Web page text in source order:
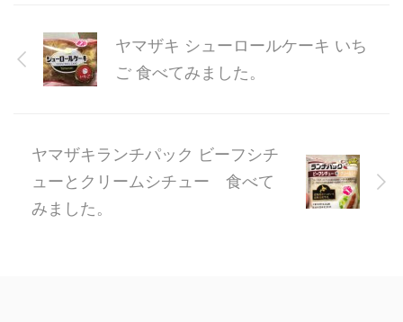
ヤマザキ シューロールケーキ いち
ご 食べてみました。
ヤマザキランチパック ビーフシチ
ューとクリームシチュー 食べて
みました。